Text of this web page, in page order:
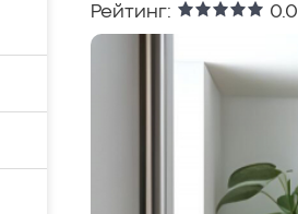
Рейтинг: 0.0